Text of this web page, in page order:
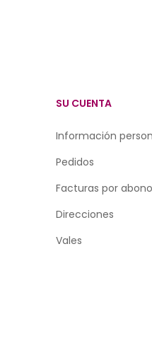
SU CUENTA
Información
Pedidos
Facturas por abono
Direcciones
Vales